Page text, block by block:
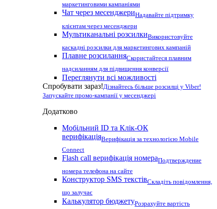
маркетинговими кампаніями
Чат через месенджериНадавайте підтримку
клієнтам через месенджери
Мультиканальні розсилкиВикористовуйте
каскадні розсилки для маркетингових кампаній
Плавне розсиланняСкористайтеся плавним
надсиланням для підвищення конверсії
Переглянути всі можливості
Спробувати зараз!Дізнайтесь більше розсилці у Viber!
Запускайте промо-кампанії у месенджері
Додатково
Мобільний ID та Клік-ОК
верифікаціяВерифікація за технологією Mobile
Connect
Flash call верифікація номераПодтверждение
номера телефона на сайте
Конструктор SMS текстівСкладіть повідомлення,
що залучає
Калькулятор бюджетуРозрахуйте вартість